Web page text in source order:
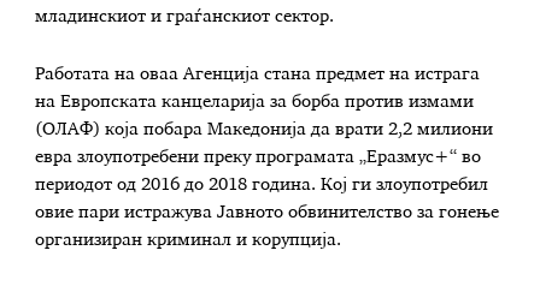
младинскиот и граѓанскиот сектор.
Работата на оваа Агенција стана предмет на истрага
на Европската канцеларија за борба против измами
(ОЛАФ) која побара Македонија да врати 2,2 милиони
евра злоупотребени преку програмата „Еразмус+“ во
периодот од 2016 до 2018 година. Кој ги злоупотребил
овие пари истражува Јавното обвинителство за гонење
организиран криминал и корупција.